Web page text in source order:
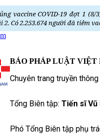
vaccine COVID-19 đợt 1 (8/
Có 2.253.674 người đã tiêm
BÁO PHÁP LUẬT VIỆT
Chuyên trang truyền
Tổng Biên tập: Tiến sĩ Vũ
Phó Tổng Biên tập phụ